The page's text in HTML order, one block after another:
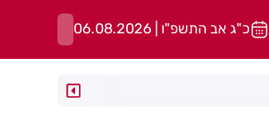
כ"ג אב התשפ"ו | 06.08.2026